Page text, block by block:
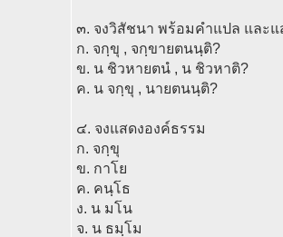
๓. จงวิสัชนา พร้อมคำแปล และ
ก. จกฺขุ , จกฺขายตนนฺติ?
ข. น ชิวหายตนํ , น ชิวหาติ?
ค. น จกฺขุ , นายตนนฺติ?
๔. จงแสดงองค์ธรรม
ก. จกฺขุ
ข. กาโย
ค. คนฺโธ
ง. น มโน
จ. น ธมฺโม